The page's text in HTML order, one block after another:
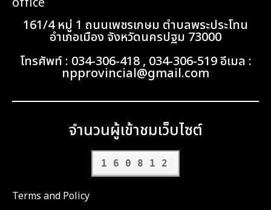
161/4 หมู่ 1 ถนนเพชรเกษม ตำบลพระประโทน
อำเภอเมือง จังหวัดนครปฐม 73000
โทรศัพท์ : 034-306-418 , 034-306-519 อีเมล :
npprovincial@gmail.com
จำนวนผู้เข้าชมเว็บไซต์
160812
Terms and Policy